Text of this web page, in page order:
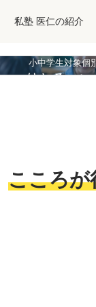
私塾 医仁の紹介
セリン
小中学生対象個
りとる・
こころが